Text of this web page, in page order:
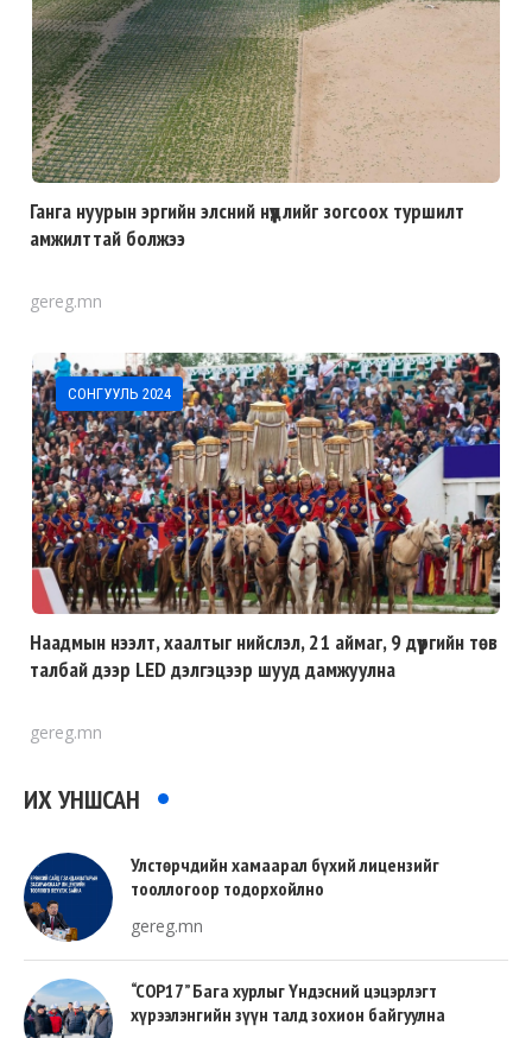
Ганга нуурын эргийн элсний нүүдлийг зогсоох туршилт
амжилттай болжээ
gereg.mn
СОНГУУЛЬ 2024
Наадмын нээлт, хаалтыг нийслэл, 21 аймаг, 9 дүүргийн төв
талбай дээр LED дэлгэцээр шууд дамжуулна
gereg.mn
ИХ УНШСАН
Улстөрчдийн хамаарал бүхий лицензийг
тооллогоор тодорхойлно
gereg.mn
“COP17” Бага хурлыг Үндэсний цэцэрлэгт
хүрээлэнгийн зүүн талд зохион байгуулна